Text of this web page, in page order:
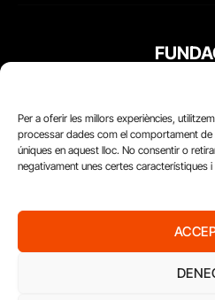
Per a oferir les millors experiències,
processar dades com el comportament de
úniques en aquest lloc. No consentir o
negativament unes certes característiques i